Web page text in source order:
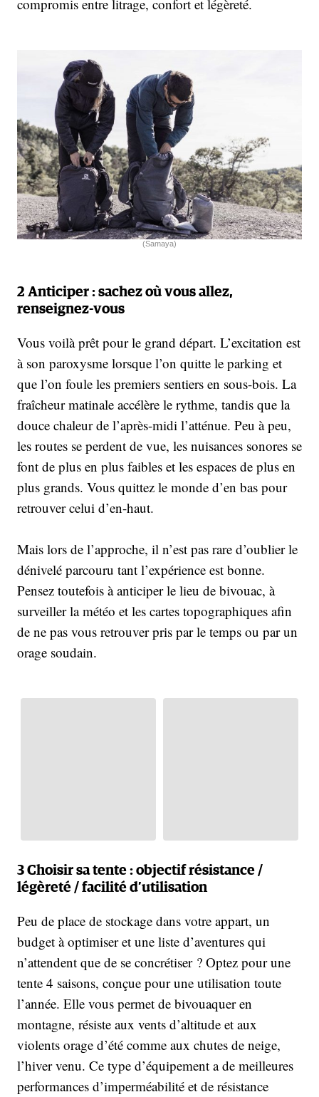
compromis entre litrage, confort et légèreté.
(Samaya)
2 Anticiper : sachez où vous allez,
renseignez-vous
Vous voilà prêt pour le grand départ. L’excitation est
à son paroxysme lorsque l’on quitte le parking et
que l’on foule les premiers sentiers en sous-bois. La
fraîcheur matinale accélère le rythme, tandis que la
douce chaleur de l’après-midi l’atténue. Peu à peu,
les routes se perdent de vue, les nuisances sonores se
font de plus en plus faibles et les espaces de plus en
plus grands. Vous quittez le monde d’en bas pour
retrouver celui d’en-haut.
Mais lors de l’approche, il n’est pas rare d’oublier le
dénivelé parcouru tant l’expérience est bonne.
Pensez toutefois à anticiper le lieu de bivouac, à
surveiller la météo et les cartes topographiques afin
de ne pas vous retrouver pris par le temps ou par un
orage soudain.
3 Choisir sa tente : objectif résistance /
légèreté / facilité d’utilisation
Peu de place de stockage dans votre appart, un
budget à optimiser et une liste d’aventures qui
n’attendent que de se concrétiser ? Optez pour une
tente 4 saisons, conçue pour une utilisation toute
l’année. Elle vous permet de bivouaquer en
montagne, résiste aux vents d’altitude et aux
violents orage d’été comme aux chutes de neige,
l’hiver venu. Ce type d’équipement a de meilleures
performances d’imperméabilité et de résistance